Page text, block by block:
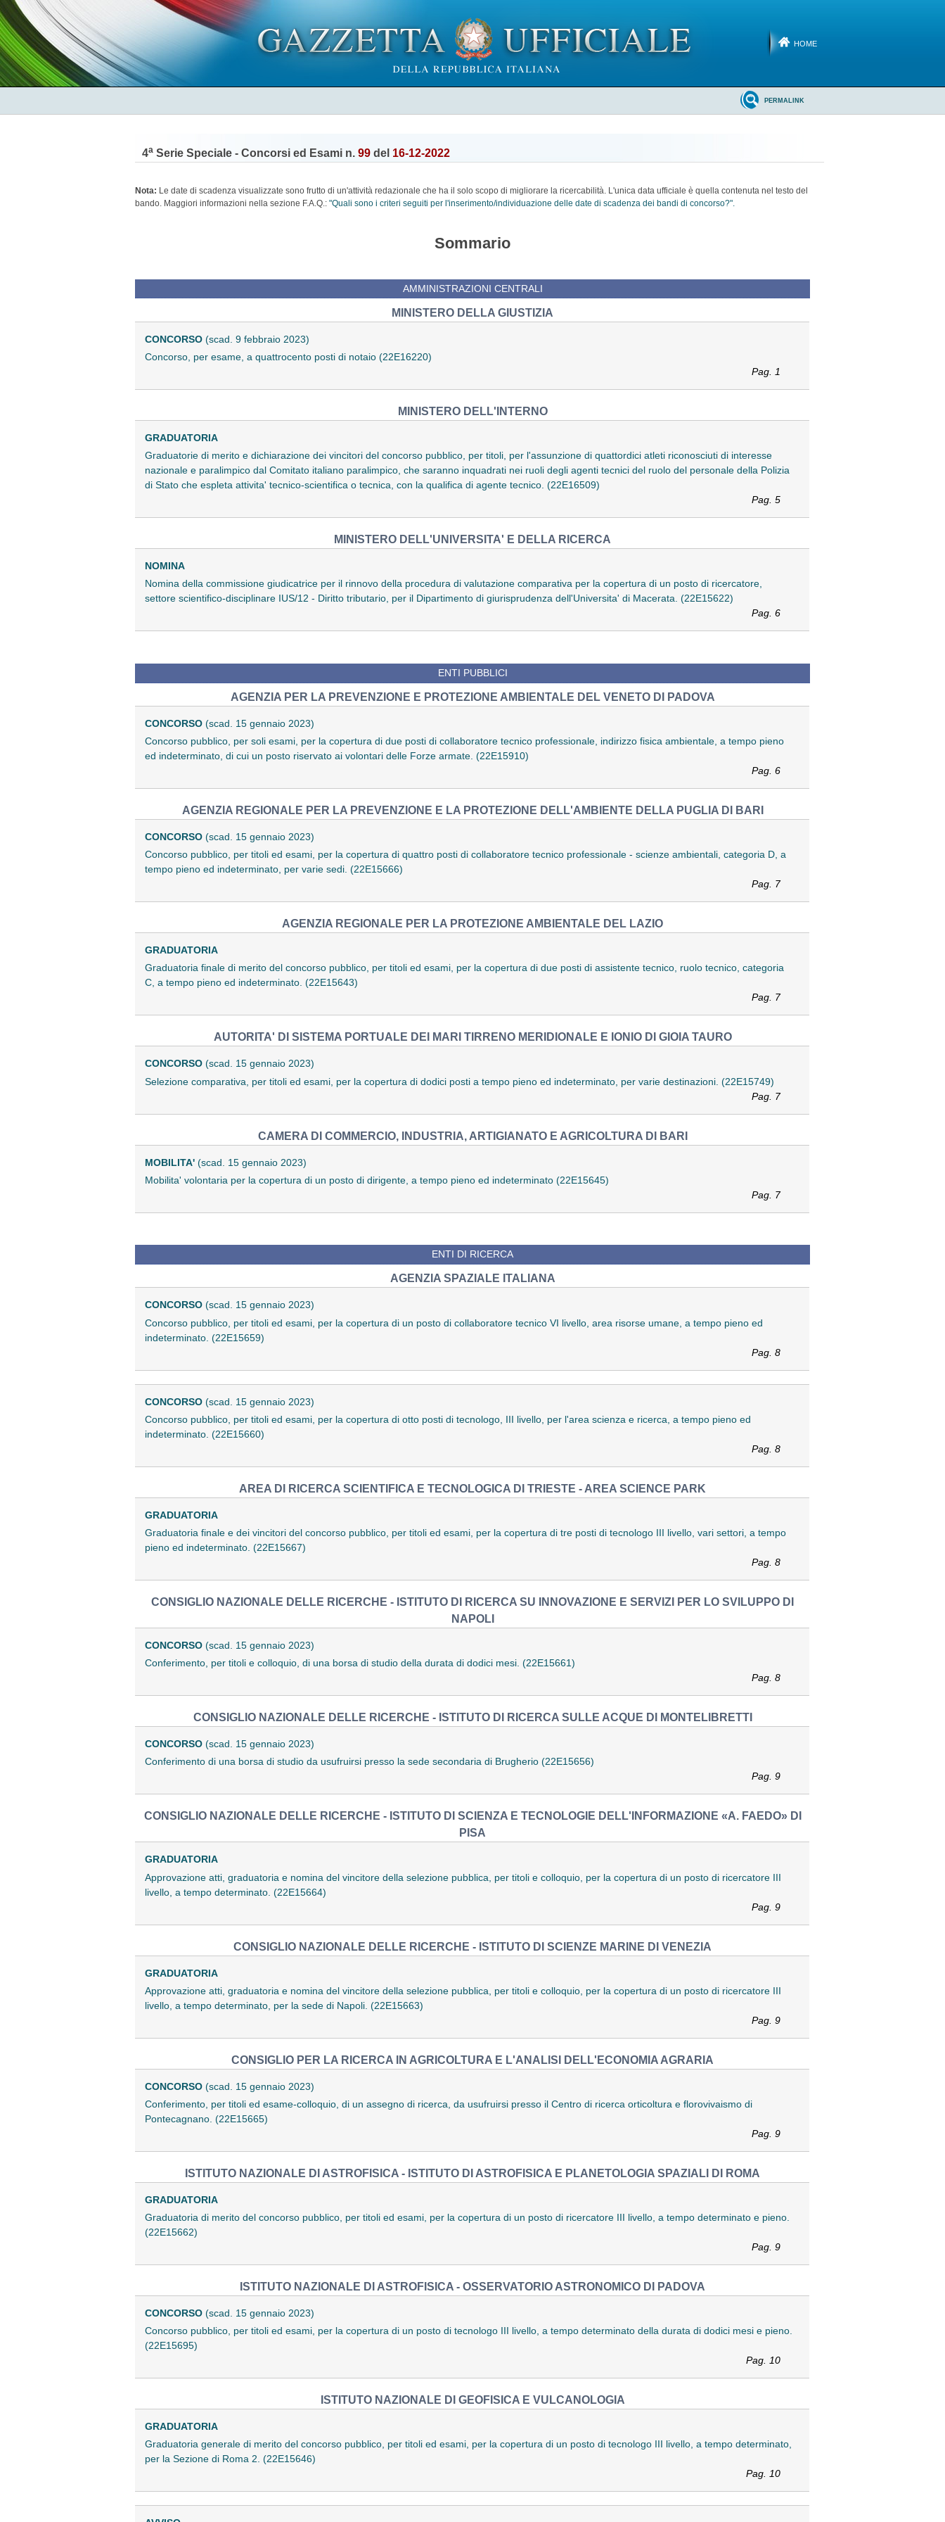
HOME
PERMALINK
4a Serie Speciale - Concorsi ed Esami n. 99 del 16-12-2022
Nota: Le date di scadenza visualizzate sono frutto di un'attività redazionale che ha il solo scopo di migliorare la ricercabilità. L'unica data ufficiale è quella contenuta nel testo del
bando. Maggiori informazioni nella sezione F.A.Q.: "Quali sono i criteri seguiti per l'inserimento/individuazione delle date di scadenza dei bandi di concorso?".
Sommario
AMMINISTRAZIONI CENTRALI
MINISTERO DELLA GIUSTIZIA
CONCORSO (scad. 9 febbraio 2023)
Concorso, per esame, a quattrocento posti di notaio (22E16220)
Pag. 1
MINISTERO DELL'INTERNO
GRADUATORIA
Graduatorie di merito e dichiarazione dei vincitori del concorso pubblico, per titoli, per l'assunzione di quattordici atleti riconosciuti di interesse
nazionale e paralimpico dal Comitato italiano paralimpico, che saranno inquadrati nei ruoli degli agenti tecnici del ruolo del personale della Polizia
di Stato che espleta attivita' tecnico-scientifica o tecnica, con la qualifica di agente tecnico. (22E16509)
Pag. 5
MINISTERO DELL'UNIVERSITA' E DELLA RICERCA
NOMINA
Nomina della commissione giudicatrice per il rinnovo della procedura di valutazione comparativa per la copertura di un posto di ricercatore,
settore scientifico-disciplinare IUS/12 - Diritto tributario, per il Dipartimento di giurisprudenza dell'Universita' di Macerata. (22E15622)
Pag. 6
ENTI PUBBLICI
AGENZIA PER LA PREVENZIONE E PROTEZIONE AMBIENTALE DEL VENETO DI PADOVA
CONCORSO (scad. 15 gennaio 2023)
Concorso pubblico, per soli esami, per la copertura di due posti di collaboratore tecnico professionale, indirizzo fisica ambientale, a tempo pieno
ed indeterminato, di cui un posto riservato ai volontari delle Forze armate. (22E15910)
Pag. 6
AGENZIA REGIONALE PER LA PREVENZIONE E LA PROTEZIONE DELL'AMBIENTE DELLA PUGLIA DI BARI
CONCORSO (scad. 15 gennaio 2023)
Concorso pubblico, per titoli ed esami, per la copertura di quattro posti di collaboratore tecnico professionale - scienze ambientali, categoria D, a
tempo pieno ed indeterminato, per varie sedi. (22E15666)
Pag. 7
AGENZIA REGIONALE PER LA PROTEZIONE AMBIENTALE DEL LAZIO
GRADUATORIA
Graduatoria finale di merito del concorso pubblico, per titoli ed esami, per la copertura di due posti di assistente tecnico, ruolo tecnico, categoria
C, a tempo pieno ed indeterminato. (22E15643)
Pag. 7
AUTORITA' DI SISTEMA PORTUALE DEI MARI TIRRENO MERIDIONALE E IONIO DI GIOIA TAURO
CONCORSO (scad. 15 gennaio 2023)
Selezione comparativa, per titoli ed esami, per la copertura di dodici posti a tempo pieno ed indeterminato, per varie destinazioni. (22E15749)
Pag. 7
CAMERA DI COMMERCIO, INDUSTRIA, ARTIGIANATO E AGRICOLTURA DI BARI
MOBILITA' (scad. 15 gennaio 2023)
Mobilita' volontaria per la copertura di un posto di dirigente, a tempo pieno ed indeterminato (22E15645)
Pag. 7
ENTI DI RICERCA
AGENZIA SPAZIALE ITALIANA
CONCORSO (scad. 15 gennaio 2023)
Concorso pubblico, per titoli ed esami, per la copertura di un posto di collaboratore tecnico VI livello, area risorse umane, a tempo pieno ed
indeterminato. (22E15659)
Pag. 8
CONCORSO (scad. 15 gennaio 2023)
Concorso pubblico, per titoli ed esami, per la copertura di otto posti di tecnologo, III livello, per l'area scienza e ricerca, a tempo pieno ed
indeterminato. (22E15660)
Pag. 8
AREA DI RICERCA SCIENTIFICA E TECNOLOGICA DI TRIESTE - AREA SCIENCE PARK
GRADUATORIA
Graduatoria finale e dei vincitori del concorso pubblico, per titoli ed esami, per la copertura di tre posti di tecnologo III livello, vari settori, a tempo
pieno ed indeterminato. (22E15667)
Pag. 8
CONSIGLIO NAZIONALE DELLE RICERCHE - ISTITUTO DI RICERCA SU INNOVAZIONE E SERVIZI PER LO SVILUPPO DI
NAPOLI
CONCORSO (scad. 15 gennaio 2023)
Conferimento, per titoli e colloquio, di una borsa di studio della durata di dodici mesi. (22E15661)
Pag. 8
CONSIGLIO NAZIONALE DELLE RICERCHE - ISTITUTO DI RICERCA SULLE ACQUE DI MONTELIBRETTI
CONCORSO (scad. 15 gennaio 2023)
Conferimento di una borsa di studio da usufruirsi presso la sede secondaria di Brugherio (22E15656)
Pag. 9
CONSIGLIO NAZIONALE DELLE RICERCHE - ISTITUTO DI SCIENZA E TECNOLOGIE DELL'INFORMAZIONE «A. FAEDO» DI
PISA
GRADUATORIA
Approvazione atti, graduatoria e nomina del vincitore della selezione pubblica, per titoli e colloquio, per la copertura di un posto di ricercatore III
livello, a tempo determinato. (22E15664)
Pag. 9
CONSIGLIO NAZIONALE DELLE RICERCHE - ISTITUTO DI SCIENZE MARINE DI VENEZIA
GRADUATORIA
Approvazione atti, graduatoria e nomina del vincitore della selezione pubblica, per titoli e colloquio, per la copertura di un posto di ricercatore III
livello, a tempo determinato, per la sede di Napoli. (22E15663)
Pag. 9
CONSIGLIO PER LA RICERCA IN AGRICOLTURA E L'ANALISI DELL'ECONOMIA AGRARIA
CONCORSO (scad. 15 gennaio 2023)
Conferimento, per titoli ed esame-colloquio, di un assegno di ricerca, da usufruirsi presso il Centro di ricerca orticoltura e florovivaismo di
Pontecagnano. (22E15665)
Pag. 9
ISTITUTO NAZIONALE DI ASTROFISICA - ISTITUTO DI ASTROFISICA E PLANETOLOGIA SPAZIALI DI ROMA
GRADUATORIA
Graduatoria di merito del concorso pubblico, per titoli ed esami, per la copertura di un posto di ricercatore III livello, a tempo determinato e pieno.
(22E15662)
Pag. 9
ISTITUTO NAZIONALE DI ASTROFISICA - OSSERVATORIO ASTRONOMICO DI PADOVA
CONCORSO (scad. 15 gennaio 2023)
Concorso pubblico, per titoli ed esami, per la copertura di un posto di tecnologo III livello, a tempo determinato della durata di dodici mesi e pieno.
(22E15695)
Pag. 10
ISTITUTO NAZIONALE DI GEOFISICA E VULCANOLOGIA
GRADUATORIA
Graduatoria generale di merito del concorso pubblico, per titoli ed esami, per la copertura di un posto di tecnologo III livello, a tempo determinato,
per la Sezione di Roma 2. (22E15646)
Pag. 10